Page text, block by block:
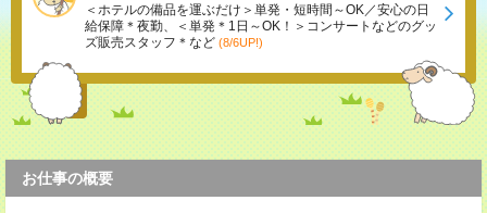
＜ホテルの備品を運ぶだけ＞単発・短時間～OK／安心の日
給保障＊夜勤、＜単発＊1日～OK！＞コンサートなどのグッ
ズ販売スタッフ＊など (8/6UP!)
お仕事の概要